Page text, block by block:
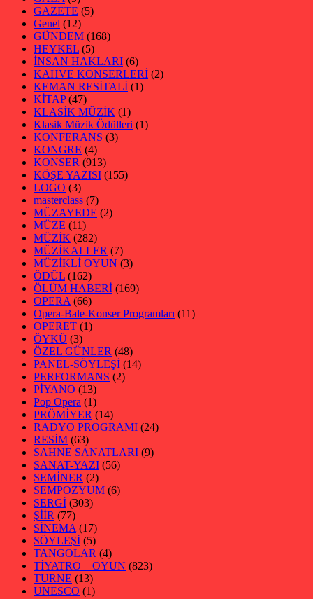
GAZETE (5)
Genel (12)
GÜNDEM (168)
HEYKEL (5)
İNSAN HAKLARI (6)
KAHVE KONSERLERİ (2)
KEMAN RESİTALİ (1)
KİTAP(47)
KLASİK MÜZİK (1)
Klasik Müzik Ödülleri (1)
KONFERANS (3)
KONGRE (4)
KONSER (913)
KÖŞE YAZISI (155)
LOGO (3)
masterclass (7)
MÜZAYEDE (2)
MÜZE (11)
MÜZİK (282)
MÜZİKALLER (7)
MÜZİKLİ OYUN (3)
ÖDÜL (162)
ÖLÜM HABERİ (169)
OPERA (66)
Opera-Bale-Konser Programları (11)
OPERET (1)
ÖYKÜ (3)
ÖZEL GÜNLER (48)
PANEL-SÖYLEŞİ (14)
PERFORMANS (2)
PİYANO (13)
Pop Opera (1)
PRÖMİYER (14)
RADYO PROGRAMI (24)
RESİM (63)
SAHNE SANATLARI (9)
SANAT-YAZI (56)
SEMİNER (2)
SEMPOZYUM (6)
SERGİ (303)
ŞİİR (77)
SİNEMA (17)
SÖYLEŞİ (5)
TANGOLAR (4)
TİYATRO – OYUN (823)
TURNE (13)
UNESCO (1)